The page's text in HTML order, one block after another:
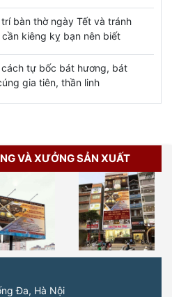
bàn thờ ngày Tết và tránh
kiêng kỵ bạn nên biết
cách tự bốc bát hương, bát
gia tiên, thần linh
VÀ XƯỞNG SẢN XUẤT
Đa, Hà Nội